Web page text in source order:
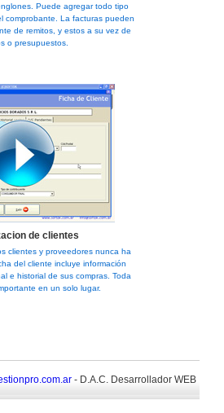
Puede agregar todo tipo
comprobante. La facturas pueden
de remitos, y estos a su vez de
o presupuestos.
de clientes
clientes y proveedores nunca ha
del cliente incluye información
e historial de sus compras. Toda
en un solo lugar.
- D.A.C. Desarrollador WEB